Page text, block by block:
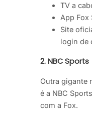
TV a
App Fox
Site
login de
2. NBC Sports
Outra gigante
é a NBC
com a Fox.